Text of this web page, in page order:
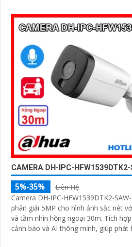
đêm
CAMERA DH-IPC-
5%-35%
Liên Hệ
Camera DH-IPC-HFW1539DTK2-
phân giải 5MP cho hình ảnh sắc nét
và tầm nhìn hồng ngoại 30m. Tích hợp micro ghi âm, loa
cảnh báo và AI thông minh, giúp phát